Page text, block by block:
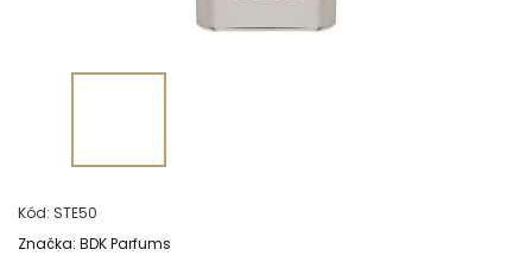
Kód: STE50
Značka: BDK Parfums